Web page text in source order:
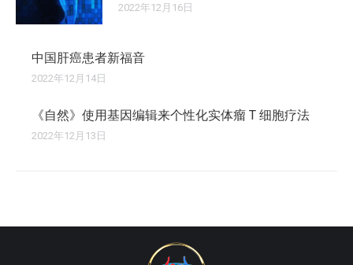
2022年12月16日
中国肝癌患者新福音
2022年12月14日
《自然》使用基因编辑来个性化实体瘤 T 细胞疗法
2022年12月13日